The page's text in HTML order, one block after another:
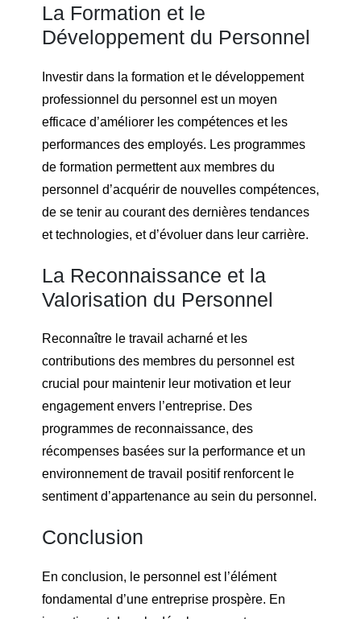
La Formation et le
Développement du Personnel
Investir dans la formation et le développement
professionnel du personnel est un moyen
efficace d’améliorer les compétences et les
performances des employés. Les programmes
de formation permettent aux membres du
personnel d’acquérir de nouvelles compétences,
de se tenir au courant des dernières tendances
et technologies, et d’évoluer dans leur carrière.
La Reconnaissance et la
Valorisation du Personnel
Reconnaître le travail acharné et les
contributions des membres du personnel est
crucial pour maintenir leur motivation et leur
engagement envers l’entreprise. Des
programmes de reconnaissance, des
récompenses basées sur la performance et un
environnement de travail positif renforcent le
sentiment d’appartenance au sein du personnel.
Conclusion
En conclusion, le personnel est l’élément
fondamental d’une entreprise prospère. En